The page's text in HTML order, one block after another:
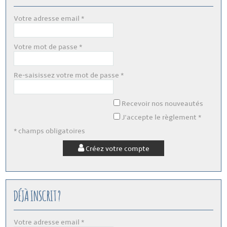
Votre adresse email *
Votre mot de passe *
Re-saisissez votre mot de passe *
Recevoir nos nouveautés
J'accepte le règlement *
* champs obligatoires
Créez votre compte
DÉJÀ INSCRIT ?
Votre adresse email *